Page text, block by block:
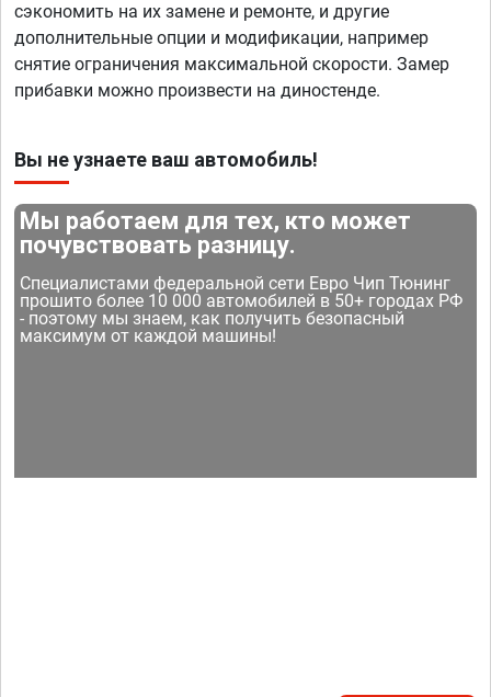
сэкономить на их замене и ремонте, и другие
дополнительные опции и модификации, например
снятие ограничения максимальной скорости. Замер
прибавки можно произвести на диностенде.
Вы не узнаете ваш автомобиль!
Мы работаем для тех, кто может
почувствовать разницу.
Специалистами федеральной сети Евро Чип Тюнинг
прошито более 10 000 автомобилей в 50+ городах РФ
- поэтому мы знаем, как получить безопасный
максимум от каждой машины!